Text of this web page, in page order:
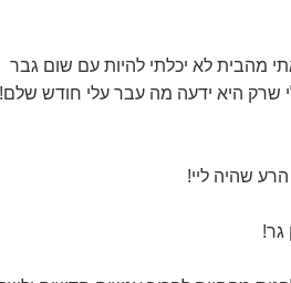
מהבית לא יכלתי להיות עם שום גבר
שרק היא ידעה מה עבר עלי חודש שלם!
שהיה ליי!
גר!